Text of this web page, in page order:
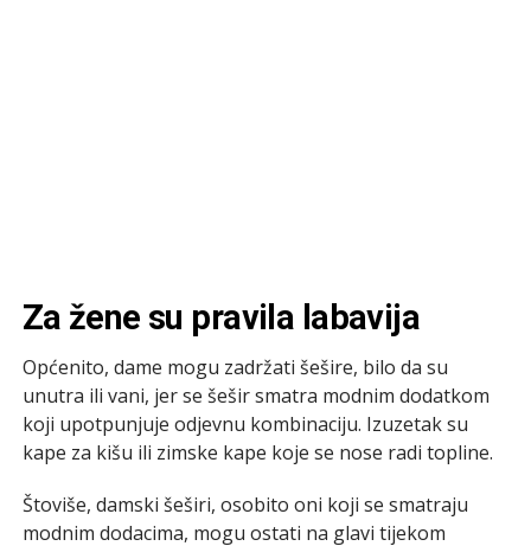
Za žene su pravila labavija
Općenito, dame mogu zadržati šešire, bilo da su
unutra ili vani, jer se šešir smatra modnim dodatkom
koji upotpunjuje odjevnu kombinaciju. Izuzetak su
kape za kišu ili zimske kape koje se nose radi topline.
Štoviše, damski šeširi, osobito oni koji se smatraju
modnim dodacima, mogu ostati na glavi tijekom